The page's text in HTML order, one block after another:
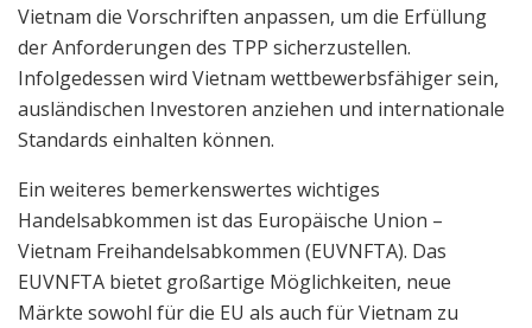
Vietnam die Vorschriften anpassen, um die Erfüllung
der Anforderungen des TPP sicherzustellen.
Infolgedessen wird Vietnam wettbewerbsfähiger sein,
ausländischen Investoren anziehen und internationale
Standards einhalten können.
Ein weiteres bemerkenswertes wichtiges
Handelsabkommen ist das Europäische Union –
Vietnam Freihandelsabkommen (EUVNFTA). Das
EUVNFTA bietet großartige Möglichkeiten, neue
Märkte sowohl für die EU als auch für Vietnam zu